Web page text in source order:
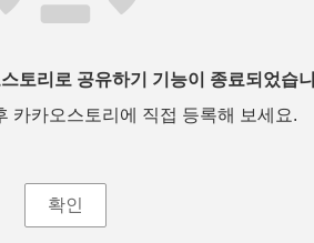
토리로 공유하기 기능이 종료되었습
카카오스토리에 직접 등록해 보세요.
확인